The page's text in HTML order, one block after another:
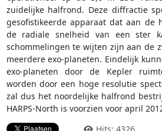
zuidelijke halfrond. Deze diffractie
gesofistikeerde apparaat dat aan de
de radiale snelheid van een ster
schommelingen te wijten zijn aan de
meerdere exo-planeten. Eindelijk
exo-planeten door de Kepler
worden door een hoge resolutie
zal dus het noordelijke halfrond
HARPS-North is voorzien voor april